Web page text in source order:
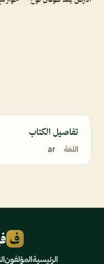
تفاصيل الكتاب
اللغة ar
ف
الرئيسيةالمؤلفون